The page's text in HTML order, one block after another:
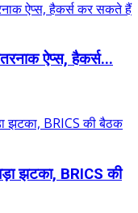
ऐप्स, हैकर्स...
झटका, BRICS की